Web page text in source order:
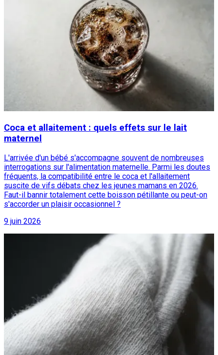
Coca et allaitement : quels effets sur le lait
maternel
L'arrivée d'un bébé s'accompagne souvent de nombreuses
interrogations sur l'alimentation maternelle. Parmi les doutes
fréquents, la compatibilité entre le coca et l'allaitement
suscite de vifs débats chez les jeunes mamans en 2026.
Faut-il bannir totalement cette boisson pétillante ou peut-on
s'accorder un plaisir occasionnel ?
9 juin 2026